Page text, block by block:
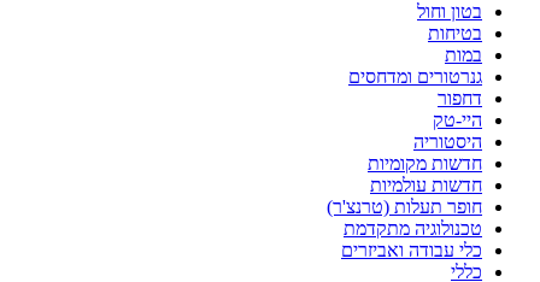
בטון וחול
בטיחות
במות
גנרטורים ומדחסים
דחפור
היי-טק
היסטוריה
חדשות מקומיות
חדשות עולמיות
חופר תעלות (טרנצ'ר)
טכנולוגיה מתקדמת
כלי עבודה ואביזרים
כללי